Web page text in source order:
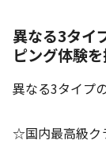
異なる3タイ
ピング体験を
異なる3タイプ
☆国内最高級ク